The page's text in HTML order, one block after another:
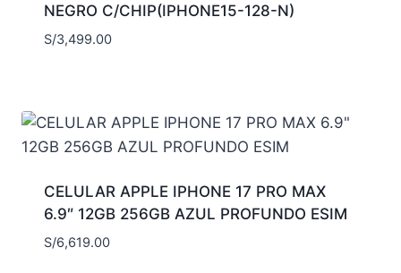
NEGRO C/CHIP(IPHONE15-128-N)
S/3,499.00
CELULAR APPLE IPHONE 17 PRO MAX
6.9″ 12GB 256GB AZUL PROFUNDO ESIM
S/6,619.00